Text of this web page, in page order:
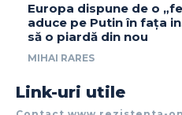
Europa dispune de o
aduce pe Putin în fața
să o piardă din nou
MIHAI RARES
Link-uri utile